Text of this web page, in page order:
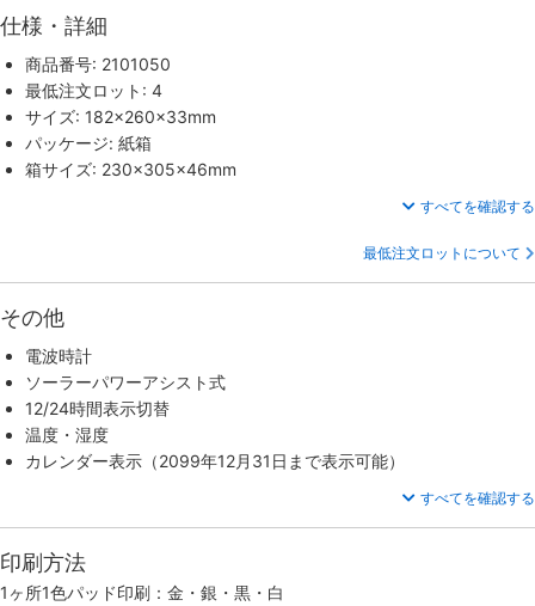
仕様・詳細
商品番号: 2101050
最低注文ロット: 4
サイズ: 182×260×33mm
パッケージ: 紙箱
箱サイズ: 230×305×46mm
すべてを確認する
最低注文ロットについて
その他
電波時計
ソーラーパワーアシスト式
12/24時間表示切替
温度・湿度
カレンダー表示（2099年12月31日まで表示可能）
すべてを確認する
印刷方法
1ヶ所1色パッド印刷：金・銀・黒・白